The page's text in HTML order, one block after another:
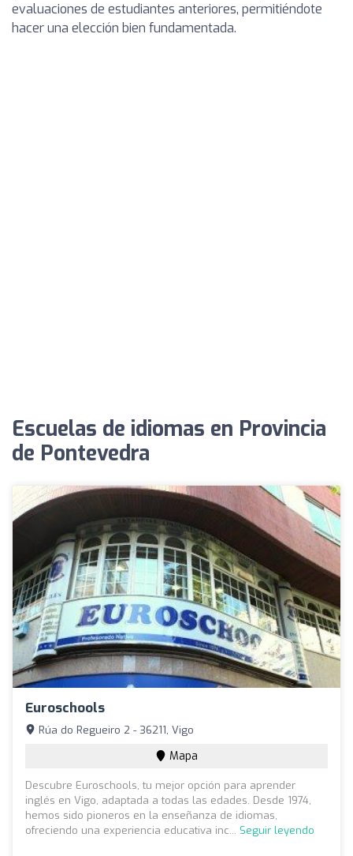
evaluaciones de estudiantes anteriores, permitiéndote
hacer una elección bien fundamentada.
Escuelas de idiomas en Provincia
de Pontevedra
Euroschools
Rúa do Regueiro 2 - 36211, Vigo
Mapa
Descubre Euroschools, tu mejor opción para aprender
inglés en Vigo, adaptada a todas las edades. Desde 1974,
hemos sido pioneros en la enseñanza de idiomas,
ofreciendo una experiencia educativa inc... Seguir leyendo